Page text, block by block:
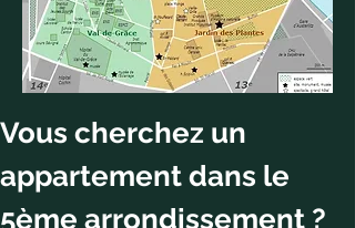
Vous cherchez un
appartement dans le
5ème arrondissement ?